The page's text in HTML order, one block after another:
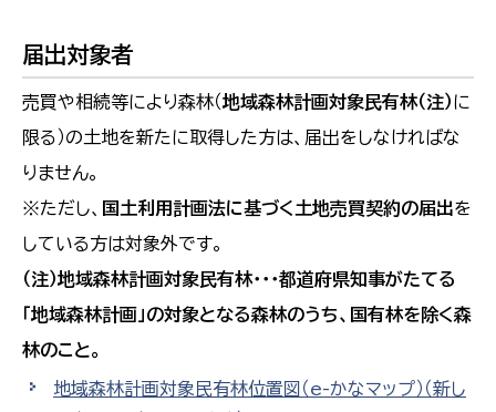
届出対象者
売買や相続等により森林（地域森林計画対象民有林（注）に
限る）の土地を新たに取得した方は、届出をしなければな
りません。
※ただし、
国土利用計画法に基づく土地売買契約の届出を
している方は対象外です。
（注）地域森林計画対象民有林・・・都道府県知事がたてる
「地域森林計画」の対象となる森林のうち、国有林を除く森
林のこと。
地域森林計画対象民有林位置図（e-かなマップ） （新し